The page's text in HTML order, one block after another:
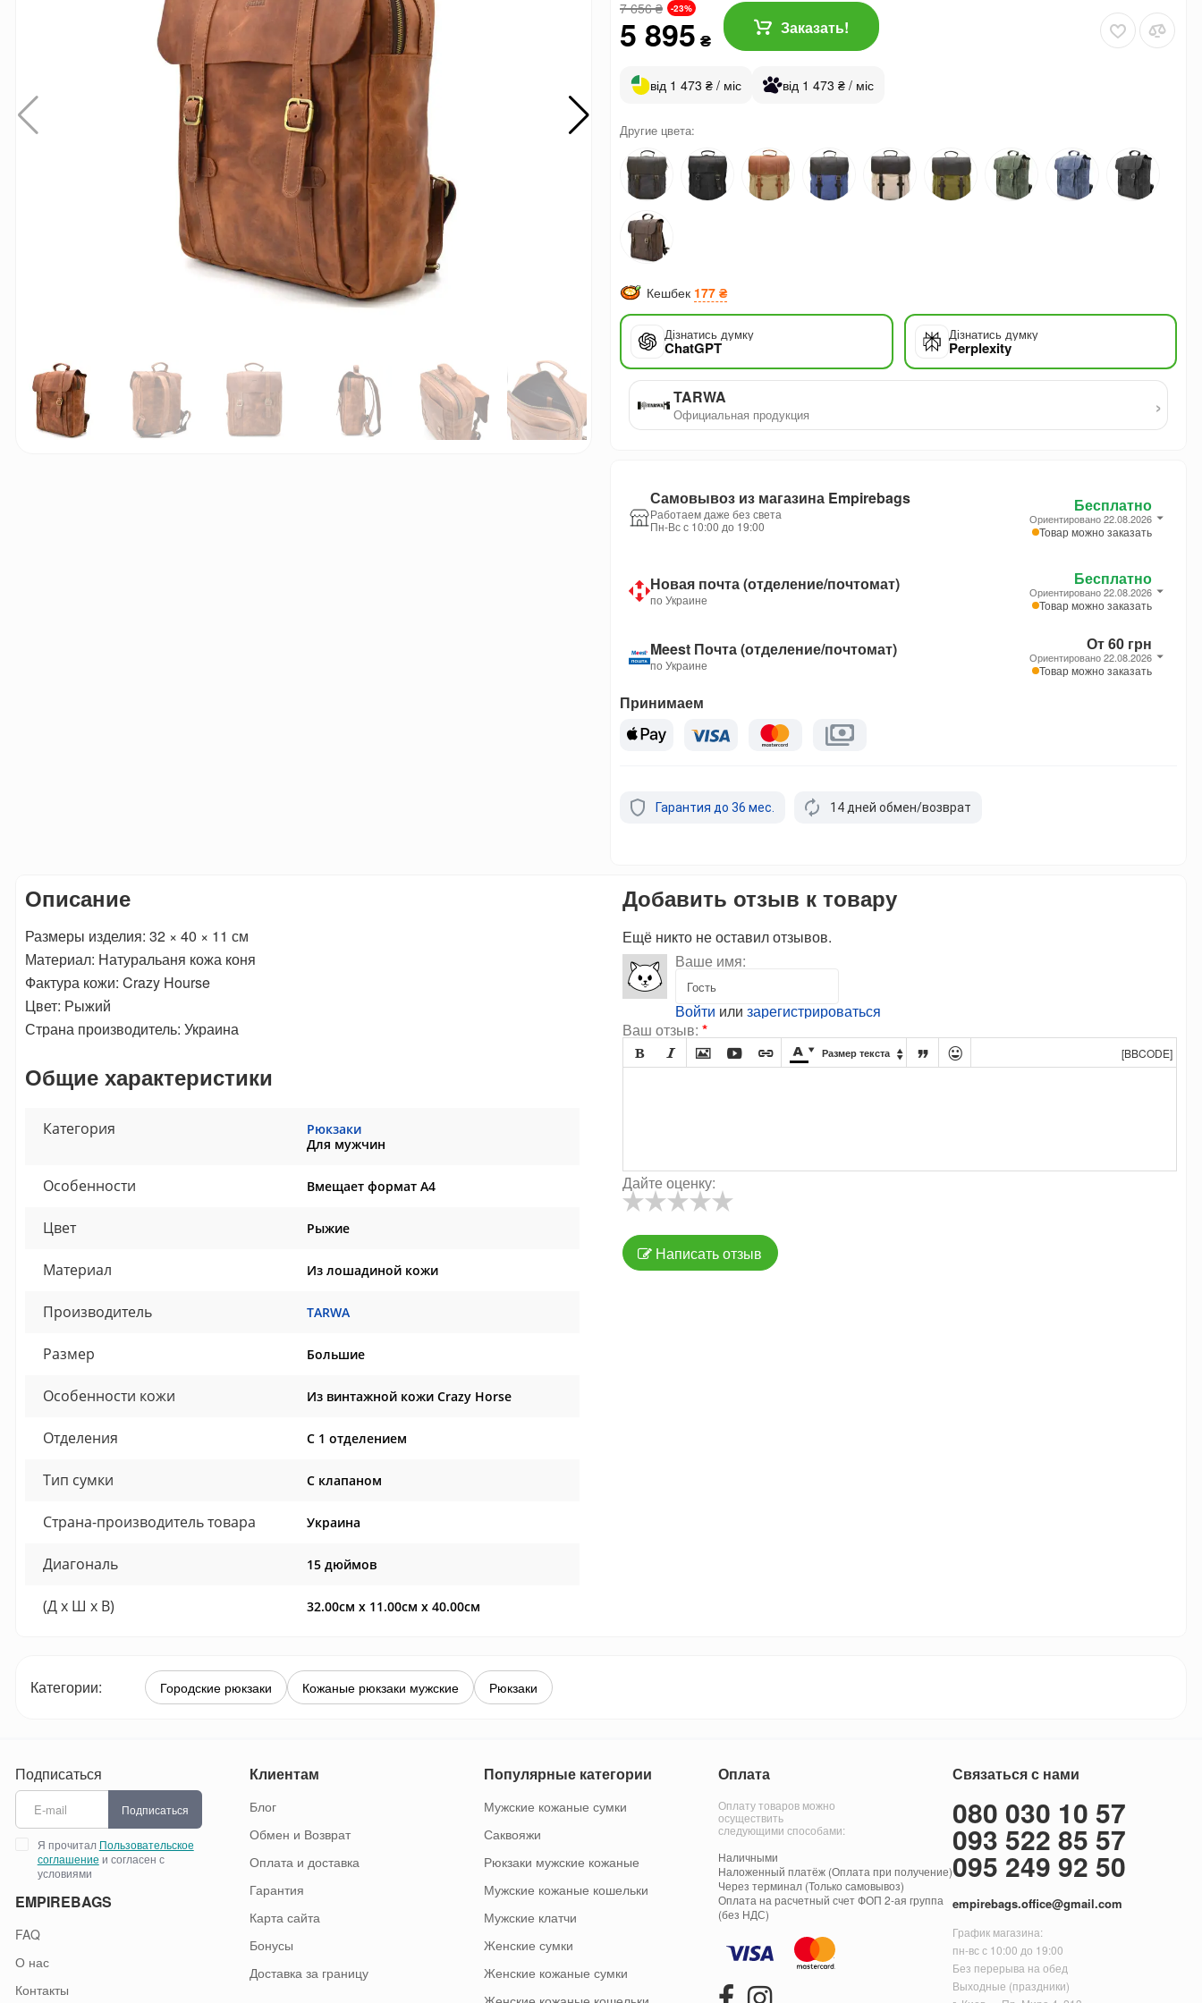
7 656₴ -23%
5 895 ₴
Заказать!
від 1 473 ₴ / міс від 1 473 ₴ / міс
Другие цвета:
Кешбек 177 ₴
Дізнатись думку
ChatGPT
Дізнатись думку
Perplexity
TARWA
Официальная продукция ›
Самовывоз из магазина Empirebags
Работаем даже без света
Пн-Вс с 10:00 до 19:00
Бесплатно
Ориентировано 22.08.2026
Товар можно заказать
Новая почта (отделение/почтомат)
по Украине
Бесплатно
Ориентировано 22.08.2026
Товар можно заказать
Meest Почта (отделение/почтомат)
по Украине
От 60 грн
Ориентировано 22.08.2026
Товар можно заказать
Принимаем
Гарантия до 36 мес. 14 дней обмен/возврат
Описание
Размеры изделия: 32 × 40 × 11 см
Материал: Натуральаня кожа коня
Фактура кожи: Crazy Hourse
Цвет: Рыжий
Страна производитель: Украина
Общие характеристики
Категория
Рюкзаки
Для мужчин
Особенности Вмещает формат А4
Цвет Рыжие
Материал Из лошадиной кожи
Производитель TARWA
Размер Большие
Особенности кожи Из винтажной кожи Crazy Horse
Отделения С 1 отделением
Тип сумки С клапаном
Страна-производитель товара Украина
Диагональ 15 дюймов
(Д x Ш x В) 32.00см x 11.00см x 40.00см
Добавить отзыв к товару
Ещё никто не оставил отзывов.
Ваше имя:
Войти или зарегистрироваться
Ваш отзыв: *
       Размер текста    [BBCODE]
Дайте оценку:
Написать отзыв
Категории: Городские рюкзаки Кожаные рюкзаки мужские Рюкзаки
Подписаться
Подписаться
Я прочитал Пользовательское
соглашение и согласен с
условиями
EMPIREBAGS
FAQ
О нас
Контакты
Клиентам
Блог
Обмен и Возврат
Оплата и доставка
Гарантия
Карта сайта
Бонусы
Доставка за границу
Популярные категории
Мужские кожаные сумки
Саквояжи
Рюкзаки мужские кожаные
Мужские кожаные кошельки
Мужские клатчи
Женские сумки
Женские кожаные сумки
Оплата
Оплату товаров можно
осуществить
следующими способами:
Наличными
Наложенный платёж (Оплата при получение)
Через терминал (Только самовывоз)
Оплата на расчетный счет ФОП 2-ая группа
(без НДС)
Связаться с нами
080 030 10 57
093 522 85 57
095 249 92 50
empirebags.office@gmail.com
График магазина:
пн-вс с 10:00 до 19:00
Без перерыва на обед
Выходные (праздники)